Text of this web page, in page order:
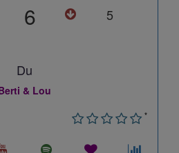
6 5
Du
& Lou
*